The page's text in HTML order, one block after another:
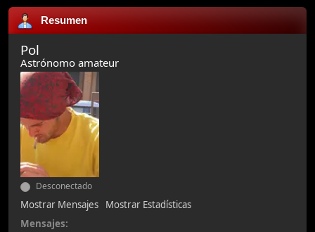
Resumen
Pol
Astrónomo amateur
Desconectado
Mostrar Mensajes
Mostrar Estadísticas
Mensajes: